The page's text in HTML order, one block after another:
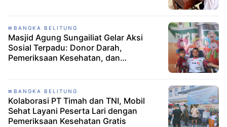
BANGKA BELITUNG
Masjid Agung Sungailiat Gelar Aksi
Sosial Terpadu: Donor Darah,
Pemeriksaan Kesehatan, dan
BANGKA BELITUNG
Kolaborasi PT Timah dan TNI, Mobil
Sehat Layani Peserta Lari dengan
Pemeriksaan Kesehatan Gratis